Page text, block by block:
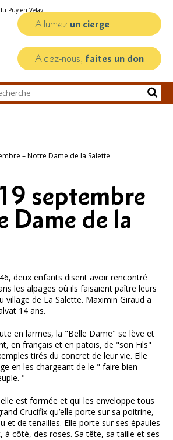
Allumez un cierge
Aidez-nous, faites un don
par
– Notre Dame de la Salette
septembre
Dame de la
deux enfants disent avoir rencontré
les alpages où ils faisaient paître leurs
village de La Salette. Maximin Giraud a
14 ans.
en larmes, la "Belle Dame" se lève et
en français et en patois, de "son Fils"
tirés du concret de leur vie. Elle
en les chargeant de le " faire bien
"
est formée et qui les enveloppe tous
Crucifix qu’elle porte sur sa poitrine,
et de tenailles. Elle porte sur ses épaules
à côté, des roses. Sa tête, sa taille et ses